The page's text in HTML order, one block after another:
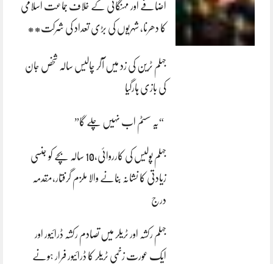
اضافے اور مہنگائی کے خلاف جماعت اسلامی
کا دھرنا، شہریوں کی بڑی تعداد کی شرکت**
جہلم ٹرین کی زد میں آکر چالیس سالہ شخص جان
کی بازی ہارگیا
“یہ سسٹم اب نہیں چلے گا”
جہلم پولیس کی کارروائی،10 سالہ بچے کو جنسی
زیادتی کا نشانہ بنانے والا ملزم گرفتار،مقدمہ
درج
جہلم رکشہ اور ٹریلر میں تصادم رکشہ ڈرائیور اور
ایک عورت زخمی ٹریلر کا ڈرائیور فرار ہونے